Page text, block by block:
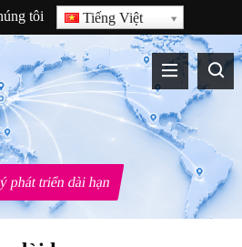
tôi Tiếng Việt
phát triển dài hạn